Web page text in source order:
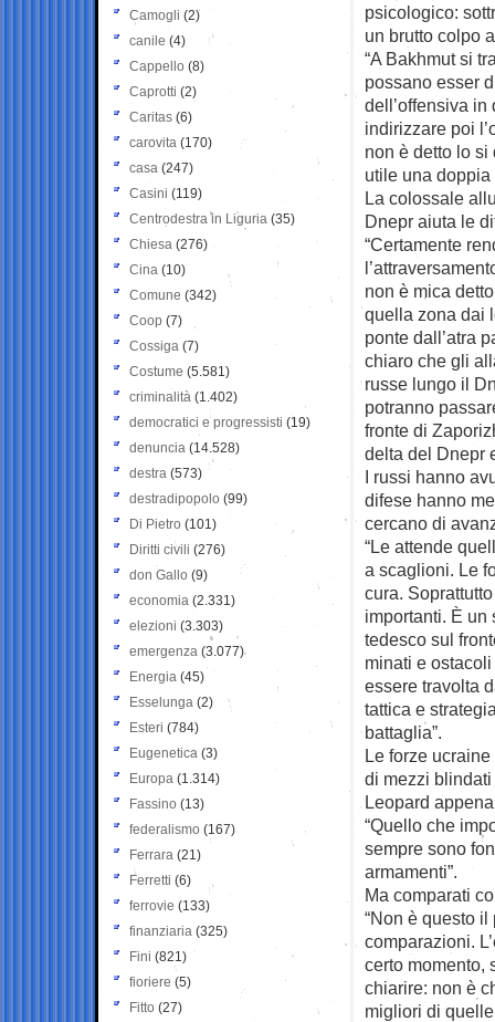
psicologico:
un brutto colpo
“A Bakhmut si
possano esser
dell’offensiva
indirizzare poi
non è detto lo
utile una doppia
La colossale
Dnepr aiuta le
“Certamente
non è mica
quella zona dai
ponte dall’atra
chiaro che gli
russe lungo il
potranno
fronte di
delta del Dnepr
I russi hanno
difese hanno
cercano di
“Le attende
a scaglioni. Le
cura.
importanti. È un
tedesco sul
minati e
essere travolta
tattica e
battaglia”.
Le forze
di mezzi
Leopard
“Quello che
sempre sono
armamenti”.
Ma comparati
“Non è questo
comparazioni.
certo momento,
chiarire: non è
migliori di
Camogli (2)
canile (4)
Cappello (8)
Caprotti (2)
Caritas (6)
carovita (170)
casa (247)
Casini (119)
Centrodestra in Liguria (35)
Chiesa (276)
Cina (10)
Comune (342)
Coop (7)
Cossiga (7)
Costume (5.581)
criminalità (1.402)
democratici e progressisti (19)
denuncia (14.528)
destra (573)
destradipopolo (99)
Di Pietro (101)
Diritti civili (276)
don Gallo (9)
economia (2.331)
elezioni (3.303)
emergenza (3.077)
Energia (45)
Esselunga (2)
Esteri (784)
Eugenetica (3)
Europa (1.314)
Fassino (13)
federalismo (167)
Ferrara (21)
Ferretti (6)
ferrovie (133)
finanziaria (325)
Fini (821)
fioriere (5)
Fitto (27)